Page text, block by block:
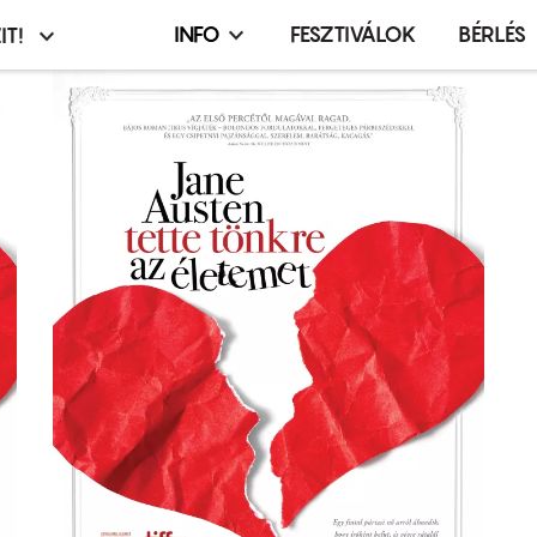
Infó,
esemény,
terembérlés
menü
INFO FESZTIVÁLOK BÉRLÉS